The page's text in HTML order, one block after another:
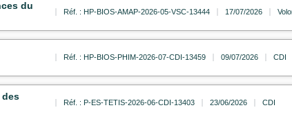
du
Réf. : HP-BIOS-AMAP-2026-05-VSC-13444 17/07/2026
Réf. : HP-BIOS-PHIM-2026-07-CDI-13459 09/07/2026 CDI
des
Réf. : P-ES-TETIS-2026-06-CDI-13403 23/06/2026 CDI